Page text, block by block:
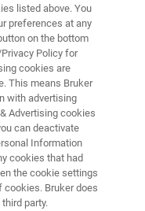
Ou
Clos
une vue
possible pour
les
listed above. You
preferences at any
on the bottom
Policy for
cookies are
This means Bruker
with advertising
Advertising cookies
can deactivate
Information
cookies that had
the cookie settings
cookies. Bruker does
party.